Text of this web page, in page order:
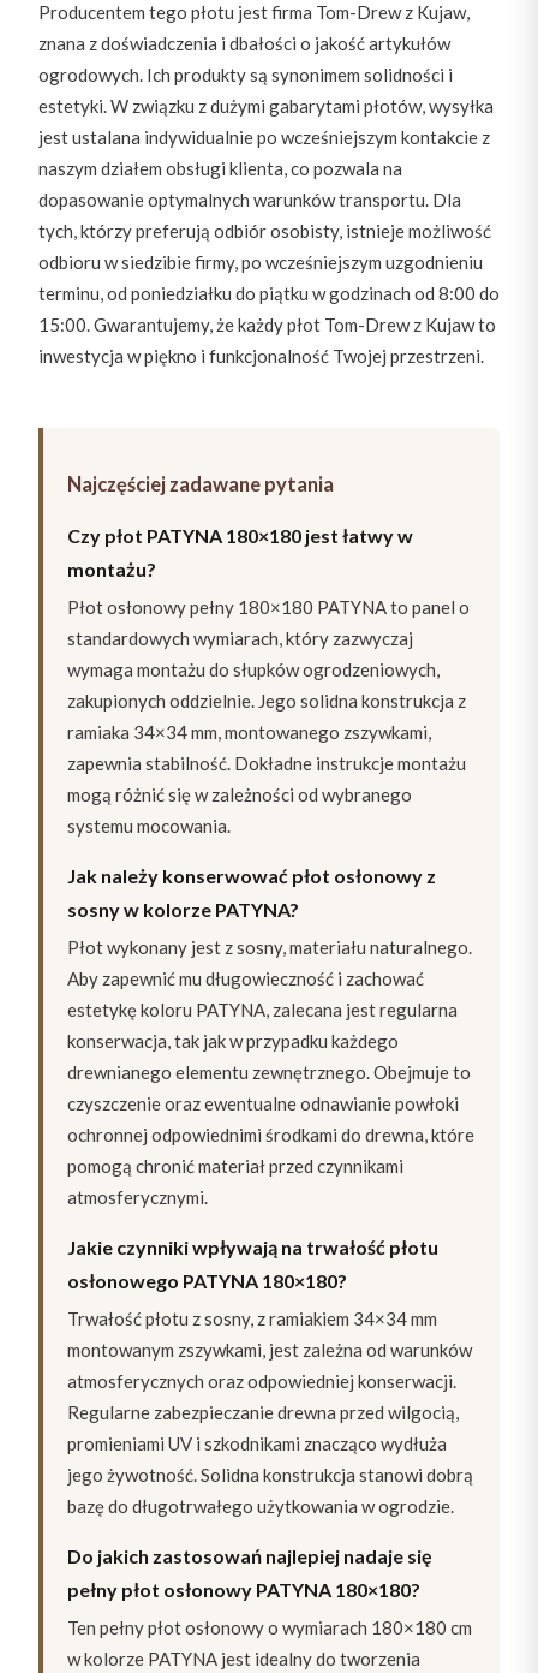
Producentem tego płotu jest firma Tom-Drew z Kujaw,
znana z doświadczenia i dbałości o jakość artykułów
ogrodowych. Ich produkty są synonimem solidności i
estetyki. W związku z dużymi gabarytami płotów, wysyłka
jest ustalana indywidualnie po wcześniejszym kontakcie z
naszym działem obsługi klienta, co pozwala na
dopasowanie optymalnych warunków transportu. Dla
tych, którzy preferują odbiór osobisty, istnieje możliwość
odbioru w siedzibie firmy, po wcześniejszym uzgodnieniu
terminu, od poniedziałku do piątku w godzinach od 8:00 do
15:00. Gwarantujemy, że każdy płot Tom-Drew z Kujaw to
inwestycja w piękno i funkcjonalność Twojej przestrzeni.
Najczęściej zadawane pytania
Czy płot PATYNA 180×180 jest łatwy w
montażu?
Płot osłonowy pełny 180×180 PATYNA to panel o
standardowych wymiarach, który zazwyczaj
wymaga montażu do słupków ogrodzeniowych,
zakupionych oddzielnie. Jego solidna konstrukcja z
ramiaka 34×34 mm, montowanego zszywkami,
zapewnia stabilność. Dokładne instrukcje montażu
mogą różnić się w zależności od wybranego
systemu mocowania.
Jak należy konserwować płot osłonowy z
sosny w kolorze PATYNA?
Płot wykonany jest z sosny, materiału naturalnego.
Aby zapewnić mu długowieczność i zachować
estetykę koloru PATYNA, zalecana jest regularna
konserwacja, tak jak w przypadku każdego
drewnianego elementu zewnętrznego. Obejmuje to
czyszczenie oraz ewentualne odnawianie powłoki
ochronnej odpowiednimi środkami do drewna, które
pomogą chronić materiał przed czynnikami
atmosferycznymi.
Jakie czynniki wpływają na trwałość płotu
osłonowego PATYNA 180×180?
Trwałość płotu z sosny, z ramiakiem 34×34 mm
montowanym zszywkami, jest zależna od warunków
atmosferycznych oraz odpowiedniej konserwacji.
Regularne zabezpieczanie drewna przed wilgocią,
promieniami UV i szkodnikami znacząco wydłuża
jego żywotność. Solidna konstrukcja stanowi dobrą
bazę do długotrwałego użytkowania w ogrodzie.
Do jakich zastosowań najlepiej nadaje się
pełny płot osłonowy PATYNA 180×180?
Ten pełny płot osłonowy o wymiarach 180×180 cm
w kolorze PATYNA jest idealny do tworzenia